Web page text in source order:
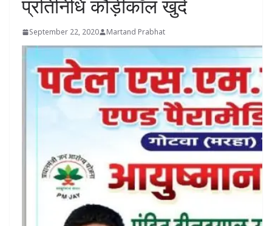
प्रतिनिधि कौड़ीकॉल खुर्द
September 22, 2020 Martand Prabhat